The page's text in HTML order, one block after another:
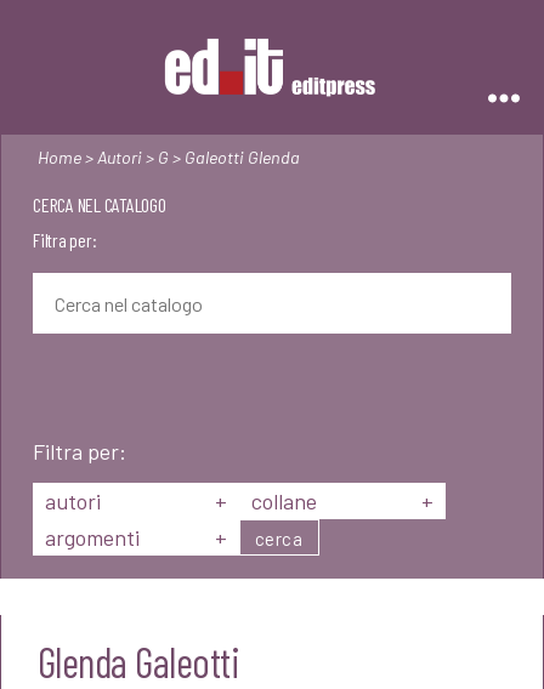
Home> Autori> G > Galeotti Glenda
CERCA NEL CATALOGO
Filtra per:
Filtra per:
autori
+ collane
+
argomenti
+ cerca
Glenda Galeotti